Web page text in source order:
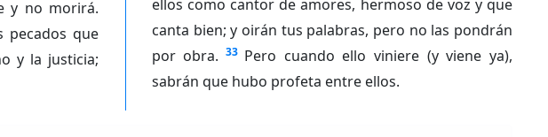
y no morirá.
pecados que
y la justicia;
ellos como cantor de amores, hermoso de voz y que
canta bien; y oirán tus palabras, pero no las pondrán
por obra. 33 Pero cuando ello viniere (y viene ya),
sabrán que hubo profeta entre ellos.